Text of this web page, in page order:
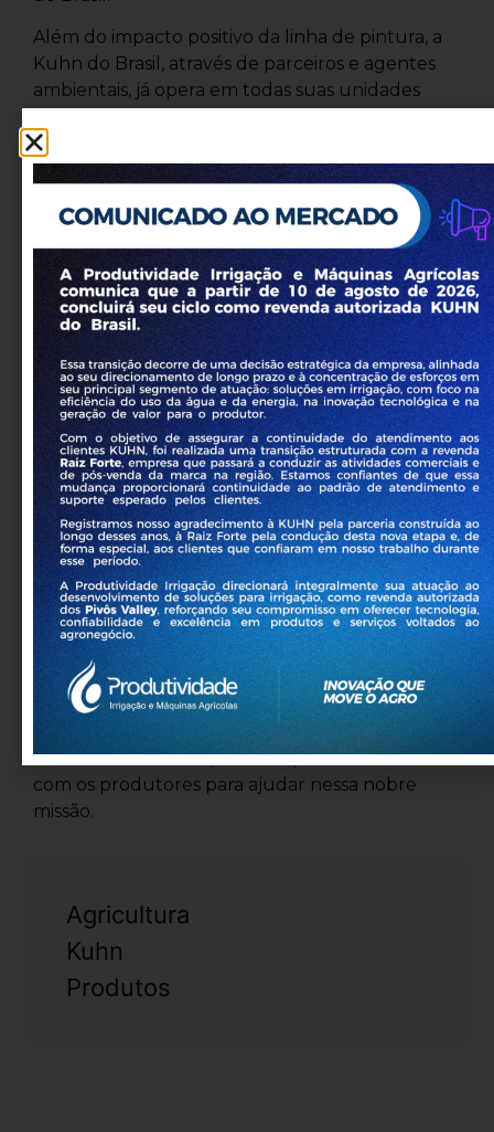
Além do impacto positivo da linha de pintura, a
Kuhn do Brasil, através de parceiros e agentes
ambientais, já opera em todas suas unidades
Assim, toda a eletricidade consumida pela
empresa é gerada sem emissões de carbono.
Sobre a KUHN do Brasil
O Grupo KUHN, que tem como propósito o
desenvolvimento de soluções confiáveis para
alimentar a população mundial preservando o
meio ambiente, está presente em cerca de 100
países e emprega mais de 5.000 pessoas em 12
unidades de produção e 11 unidades de
distribuição em todo o mundo. De origem
francesa, com um know-how e expertise de mais
de 195 anos, possui a linha mais completa de
implementos agrícolas para agricultura e
pecuária. A KUHN do Brasil tem 19 anos de
atuação com sedes nas cidades de Passo Fundo
(RS), Tuparendi (RS) e São José dos Pinhais (PR).
Os centros de distribuição e treinamentos para
atender todo país estão localizados em
Rondonópolis (MT), Palmas (TO), São José dos
Pinhais (PR) e Passo Fundo (RS). Em 2024, a
campanha da empresa enfatiza a “Força para
alimentar o mundo”, um compromisso da Kuhn
com os produtores para ajudar nessa nobre
missão.
Agricultura
Kuhn
Produtos